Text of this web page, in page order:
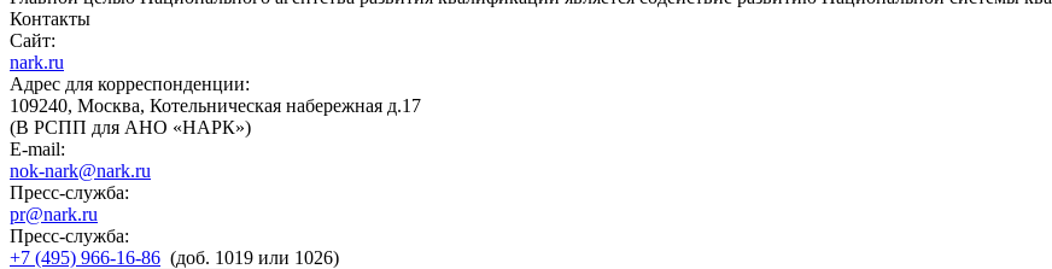
Контакты
Сайт:
nark.ru
Адрес для корреспонденции:
109240, Москва, Котельническая набережная д.17
(В РСПП для АНО «НАРК»)
E-mail:
nok-nark@nark.ru
Пресс-служба:
pr@nark.ru
Пресс-служба:
+7 (495) 966-16-86 (доб. 1019 или 1026)